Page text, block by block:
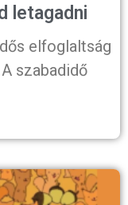
letagadni
elfoglaltság
szabadidő